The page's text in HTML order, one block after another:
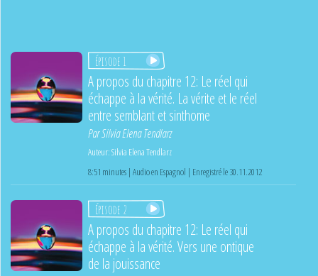
Épisode 1
A propos du chapitre 12: Le réel qui
échappe à la vérité. La vérite et le réel
entre semblant et sinthome
ParSilvia Elena Tendlarz
Auteur:Silvia Elena Tendlarz
8:51 minutes | Audio en Espagnol | Enregistré le 30.11.2012
Épisode 2
A propos du chapitre 12: Le réel qui
échappe à la vérité. Vers une ontique
de la jouissance